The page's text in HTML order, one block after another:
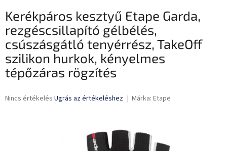
Kerékpáros kesztyű Etape Garda,
rezgéscsillapító gélbélés,
csúszásgátló tenyérrész, TakeOff
szilikon hurkok, kényelmes
tépőzáras rögzítés
A
Nincs értékelés Ugrás az értékeléshez Márka: Etape